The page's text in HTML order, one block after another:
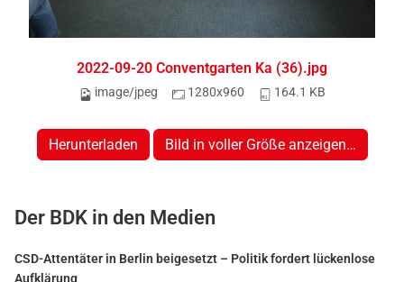
2022-09-20 Conventgarten Ka (36).jpg
image/jpeg 1280x960 164.1 KB
Herunterladen Bild in voller Größe anzeigen…
Der BDK in den Medien
CSD-Attentäter in Berlin beigesetzt – Politik fordert lückenlose
Aufklärung